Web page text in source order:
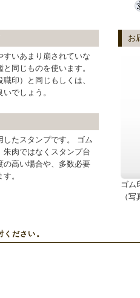
いあまり崩されていな
同じものを使います。
印）と同じもしくは、
でしょう。
たスタンプです。 ゴム
朱肉ではなくスタンプ台
の高い場合や、多数必要
。
お
ゴム
（
ださい。